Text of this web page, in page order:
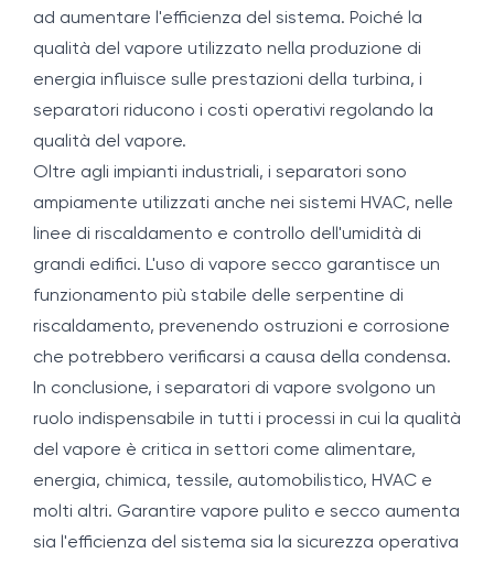
ad aumentare l'efficienza del sistema. Poiché la
qualità del vapore utilizzato nella produzione di
energia influisce sulle prestazioni della turbina, i
separatori riducono i costi operativi regolando la
qualità del vapore.
Oltre agli impianti industriali, i separatori sono
ampiamente utilizzati anche nei sistemi HVAC, nelle
linee di riscaldamento e controllo dell'umidità di
grandi edifici. L'uso di vapore secco garantisce un
funzionamento più stabile delle serpentine di
riscaldamento, prevenendo ostruzioni e corrosione
che potrebbero verificarsi a causa della condensa.
In conclusione, i separatori di vapore svolgono un
ruolo indispensabile in tutti i processi in cui la qualità
del vapore è critica in settori come alimentare,
energia, chimica, tessile, automobilistico, HVAC e
molti altri. Garantire vapore pulito e secco aumenta
sia l'efficienza del sistema sia la sicurezza operativa